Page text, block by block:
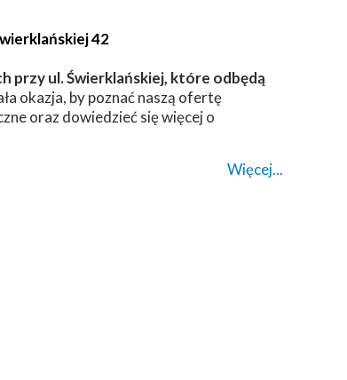
42
przy ul. Świerklańskiej, które odbędą
okazja, by poznać naszą ofertę
oraz dowiedzieć się więcej o
Więcej...